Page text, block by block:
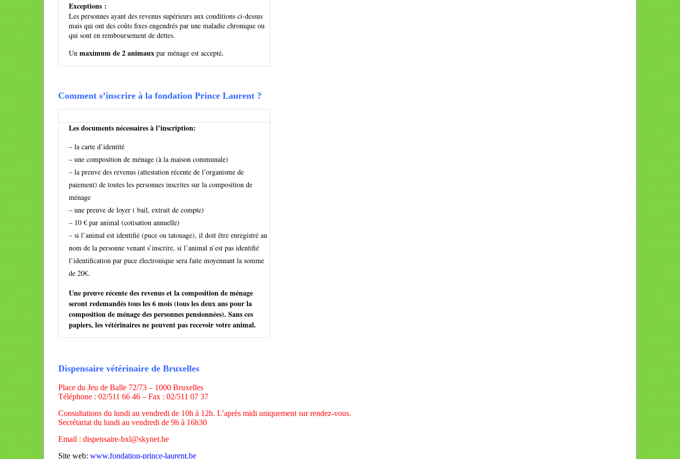
Exceptions :
Les personnes ayant des revenus supérieurs aux conditions ci-dessus
mais qui ont des coûts fixes engendrés par une maladie chronique ou
qui sont en remboursement de dettes.
Un maximum de 2 animaux par ménage est accepté.
Comment s’inscrire à la fondation Prince Laurent ?
Les documents nécessaires à l’inscription:
– la carte d’identité
– une composition de ménage (à la maison communale)
– la preuve des revenus (attestation récente de l’organisme de
paiement) de toutes les personnes inscrites sur la composition de
ménage
– une preuve de loyer ( bail, extrait de compte)
– 10 € par animal (cotisation annuelle)
– si l’animal est identifié (puce ou tatouage), il doit être enregistré au
nom de la personne venant s’inscrire, si l’animal n’est pas identifié
l’identification par puce électronique sera faite moyennant la somme
de 20€.
Une preuve récente des revenus et la composition de ménage
seront redemandés tous les 6 mois (tous les deux ans pour la
composition de ménage des personnes pensionnées). Sans ces
papiers, les vétérinaires ne peuvent pas recevoir votre animal.
Dispensaire vétérinaire de Bruxelles
Place du Jeu de Balle 72/73 – 1000 Bruxelles
Téléphone : 02/511 66 46 – Fax : 02/511 07 37
Consultations du lundi au vendredi de 10h à 12h. L’après midi uniquement sur rendez-vous.
Secrétariat du lundi au vendredi de 9h à 16h30
Email : dispensaire-bxl@skynet.be
Site web: www.fondation-prince-laurent.be